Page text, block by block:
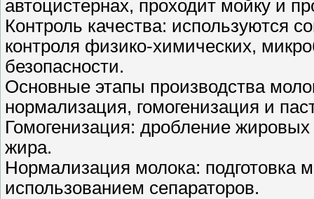
автоцистернах, проходит мойку и
Контроль качества: используются
контроля физико-химических,
безопасности.
Основные этапы производства
нормализация, гомогенизация и
Гомогенизация: дробление
жира.
Нормализация молока: подготовка
использованием сепараторов.